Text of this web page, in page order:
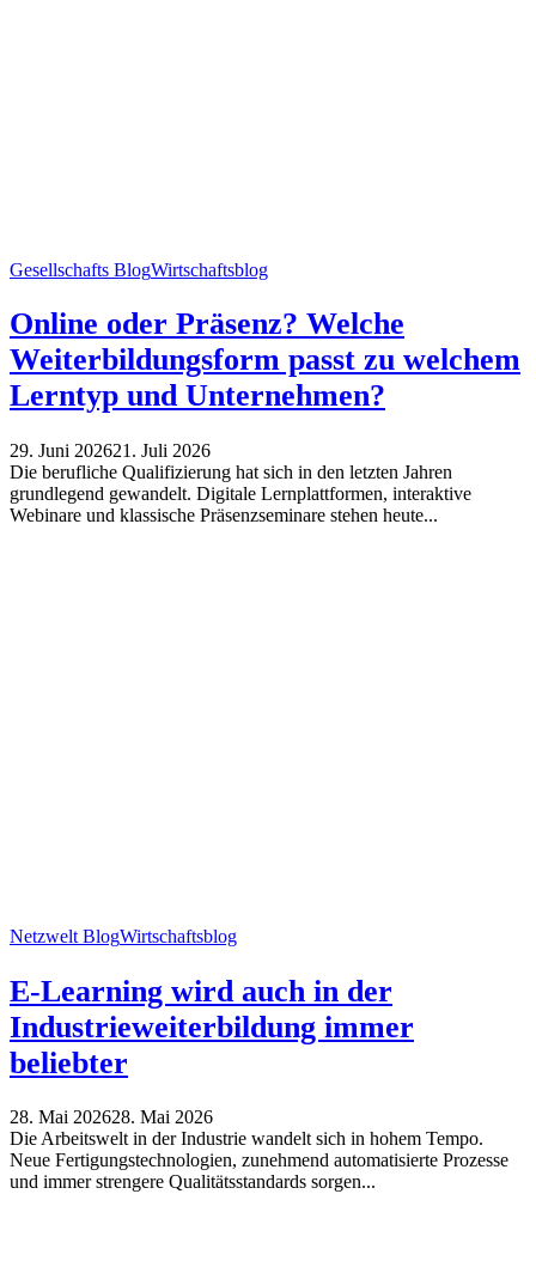
Gesellschafts BlogWirtschaftsblog
Online oder Präsenz? Welche
Weiterbildungsform passt zu welchem
Lerntyp und Unternehmen?
29. Juni 202621. Juli 2026
Die berufliche Qualifizierung hat sich in den letzten Jahren
grundlegend gewandelt. Digitale Lernplattformen, interaktive
Webinare und klassische Präsenzseminare stehen heute...
Netzwelt BlogWirtschaftsblog
E-Learning wird auch in der
Industrieweiterbildung immer
beliebter
28. Mai 202628. Mai 2026
Die Arbeitswelt in der Industrie wandelt sich in hohem Tempo.
Neue Fertigungstechnologien, zunehmend automatisierte Prozesse
und immer strengere Qualitätsstandards sorgen...